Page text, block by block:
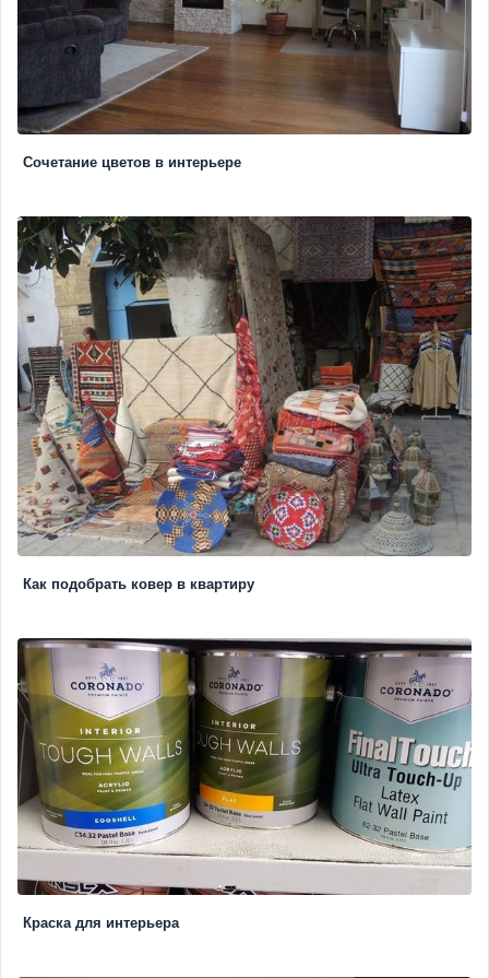
Сочетание цветов в интерьере
Как подобрать ковер в квартиру
Краска для интерьера